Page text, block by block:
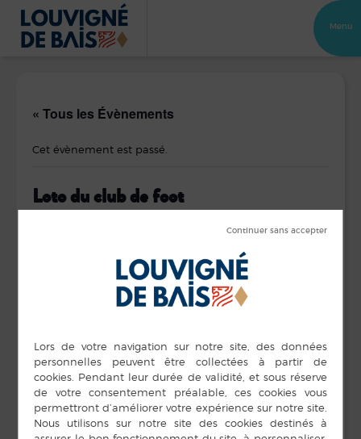
Menu
« Tous les Évènements
Cet évènement est passé.
Loto du club de foot
Site :
http://stadelouvigneen-
footeo.footeo.com/
LIEU
ORGANISATEUR
SLFC